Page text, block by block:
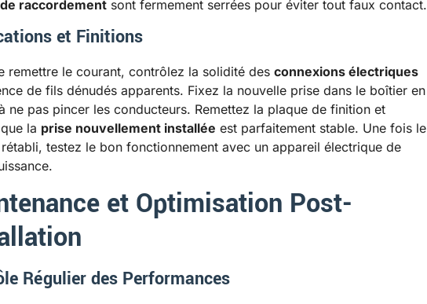
raccordement sont fermement serrées pour éviter tout faux contact.
et Finitions
remettre le courant, contrôlez la solidité des connexions électriques
de fils dénudés apparents. Fixez la nouvelle prise dans le boîtier en
ne pas pincer les conducteurs. Remettez la plaque de finition et
la prise nouvellement installée est parfaitement stable. Une fois le
testez le bon fonctionnement avec un appareil électrique de
et Optimisation Post-
Régulier des Performances